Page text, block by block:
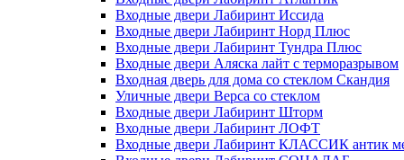
Входные двери Лабиринт Иссида
Входные двери Лабиринт Норд Плюс
Входные двери Лабиринт Тундра Плюс
Входные двери Аляска лайт с терморазрывом
Входная дверь для дома со стеклом Скандия
Уличные двери Верса со стеклом
Входные двери Лабиринт Шторм
Входные двери Лабиринт ЛОФТ
Входные двери Лабиринт КЛАССИК антик